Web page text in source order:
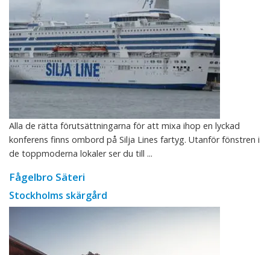
Alla de rätta förutsättningarna för att mixa ihop en lyckad
konferens finns ombord på Silja Lines fartyg. Utanför fönstren i
de toppmoderna lokaler ser du till ...
Fågelbro Säteri
Stockholms skärgård